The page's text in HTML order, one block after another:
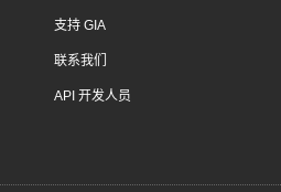
支持 GIA
联系我们
API 开发人员